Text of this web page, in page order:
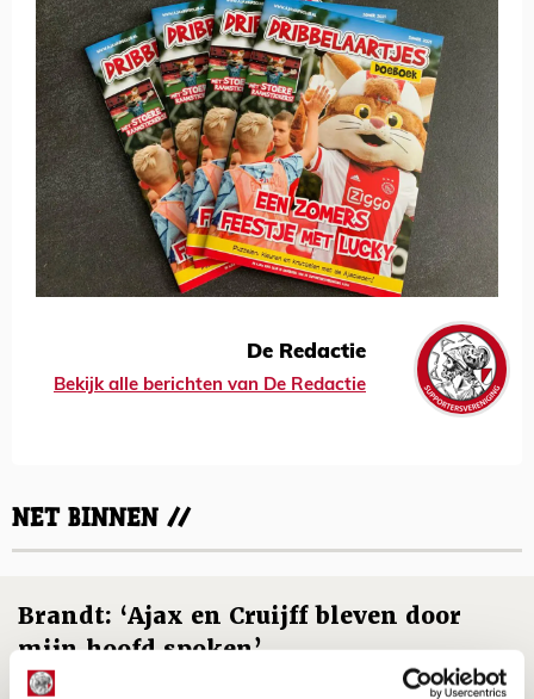
De Redactie
Bekijk alle berichten van De Redactie
NET BINNEN //
Brandt: ‘Ajax en Cruijff bleven door
mijn hoofd spoken’
07 AUGUSTUS 2026 - 20:02